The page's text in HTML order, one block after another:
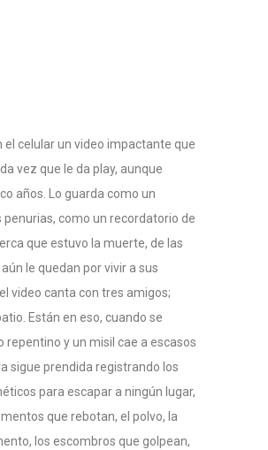
el celular un video impactante que
vez que le da play, aunque
años. Lo guarda como un
como un recordatorio de
que estuvo la muerte, de las
le quedan por vivir a sus
video canta con tres amigos;
Están en eso, cuando se
repentino y un misil cae a escasos
sigue prendida registrando los
para escapar a ningún lugar,
que rebotan, el polvo, la
los escombros que golpean,